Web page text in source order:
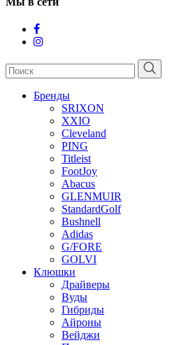
Бренды
SRIXON
XXIO
Cleveland
PING
Titleist
FootJoy
Abacus
GLENMUIR
StandardGolf
Bushnell
Adidas
G/FORE
GOLVI
Клюшки
Драйверы
Вуды
Гибриды
Айроны
Вейджи